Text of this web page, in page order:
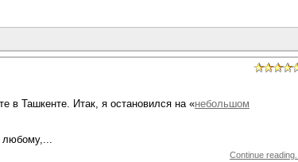
в Ташкенте. Итак, я остановился на «небольшом
любому,...
Continue reading...